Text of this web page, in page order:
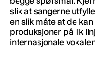
slik at sangerne
en slik måte at de
produksjoner på lik
internasjonale